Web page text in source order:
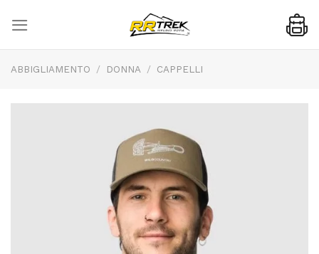
content
ABBIGLIAMENTO / DONNA / CAPPELLI